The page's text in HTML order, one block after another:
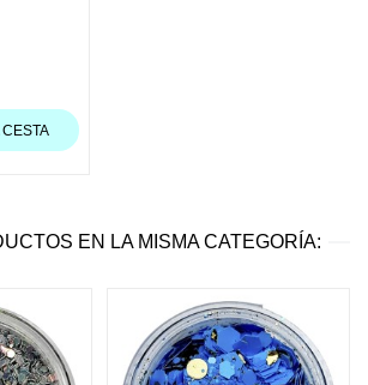
EN LA MISMA CATEGORÍA: